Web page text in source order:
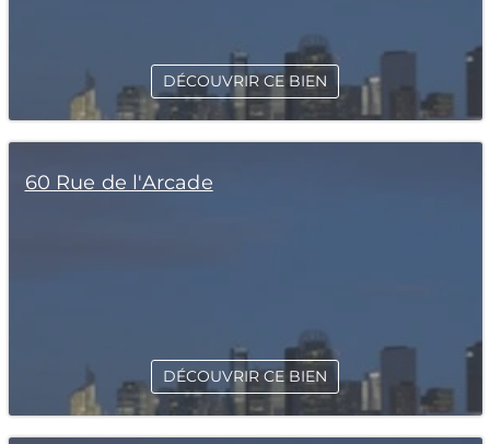
DÉCOUVRIR CE BIEN
60 Rue de l'Arcade
DÉCOUVRIR CE BIEN